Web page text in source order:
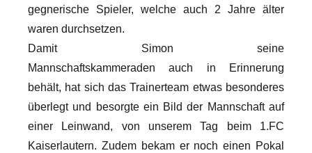
gegnerische Spieler, welche auch 2 Jahre älter
waren durchsetzen.
Damit Simon seine
Mannschaftskammeraden auch in Erinnerung
behält, hat sich das Trainerteam etwas besonderes
überlegt und besorgte ein Bild der Mannschaft auf
einer Leinwand, von unserem Tag beim 1.FC
Kaiserlautern. Zudem bekam er noch einen Pokal